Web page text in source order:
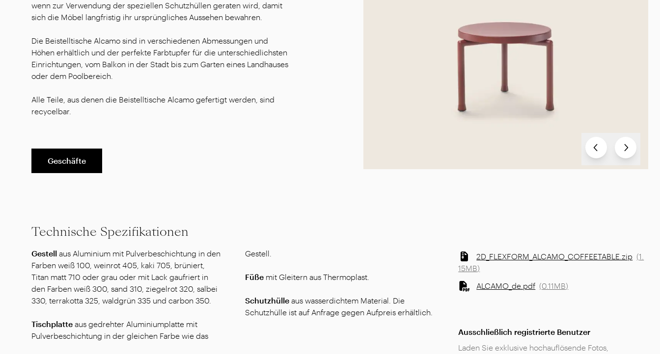
wenn zur Verwendung der speziellen Schutzhüllen geraten wird, damit
sich die Möbel langfristig ihr ursprüngliches Aussehen bewahren.
Die Beistelltische Alcamo sind in verschiedenen Abmessungen und
Höhen erhältlich und der perfekte Farbtupfer für die unterschiedlichsten
Einrichtungen, vom Balkon in der Stadt bis zum Garten eines Landhauses
oder dem Poolbereich.
Alle Teile, aus denen die Beistelltische Alcamo gefertigt werden, sind
recycelbar.
Geschäfte
Test Test
Technische Spezifikationen
Gestell aus Aluminium mit Pulverbeschichtung in den
Farben weiß 100, weinrot 405, kaki 705, brüniert,
Titan matt 710 oder grau oder mit Lack gaufriert in
den Farben weiß 300, sand 310, ziegelrot 320, salbei
330, terrakotta 325, waldgrün 335 und carbon 350.
Tischplatte aus gedrehter Aluminiumplatte mit
Pulverbeschichtung in der gleichen Farbe wie das
Gestell.
Füße mit Gleitern aus Thermoplast.
Schutzhülle aus wasserdichtem Material. Die
Schutzhülle ist auf Anfrage gegen Aufpreis erhältlich.
2D_FLEXFORM_ALCAMO_COFFEETABLE.zip (1.
15MB)
ALCAMO_de.pdf (0.11MB)
Ausschließlich registrierte Benutzer
Laden Sie exklusive hochauflösende Fotos,